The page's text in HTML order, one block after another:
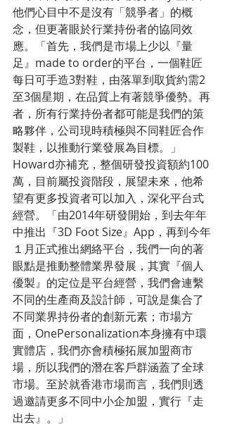
他們心目中不是沒有「競爭者」的概
念，但更著眼於行業持份者的協同效
應。「首先，我們是市場上少以『量
足』made to order的平台，一個鞋匠
每日可手造3對鞋，由落單到取貨約需2
至3個星期，在品質上有著競爭優勢。再
者，所有行業持份者都可能是我們的策
略夥伴，公司現時積極與不同鞋匠合作
製鞋，以推動行業發展為目標。」
Howard亦補充，整個研發投資額約100
萬，目前屬投資階段，展望未來，他希
望有更多投資者可以加入，深化平台式
經營。「由2014年研發開始，到去年年
中推出『3D Foot Size』App，再到今年
１月正式推出網絡平台，我們一向的著
眼點是推動整體業界發展，其實『個人
優製』的定位是平台經營，我們會連繫
不同的生產商及設計師，可說是集合了
不同業界持份者的創新元素；市場方
面，OnePersonalization本身擁有中環
實體店，我們亦會積極拓展加盟商市
場，所以我們的潛在客戶群涵蓋了全球
市場。至於就香港市場而言，我們則透
過邀請更多不同中小企加盟，實行『走
出去』。」